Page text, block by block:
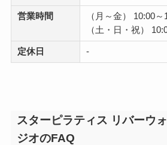
営業時間
（月～金） 10:00
（土・日・祝）
定休日 -
スターピラティス リバーウ
ジオのFAQ